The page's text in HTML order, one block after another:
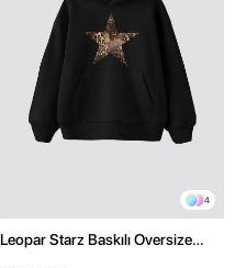
4
Leopar Starz Baskılı Oversize